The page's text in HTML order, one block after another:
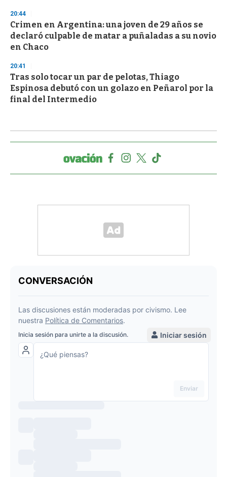
20:44
Crimen en Argentina: una joven de 29 años se
declaró culpable de matar a puñaladas a su novio
en Chaco
20:41
Tras solo tocar un par de pelotas, Thiago
Espinosa debutó con un golazo en Peñarol por la
final del Intermedio